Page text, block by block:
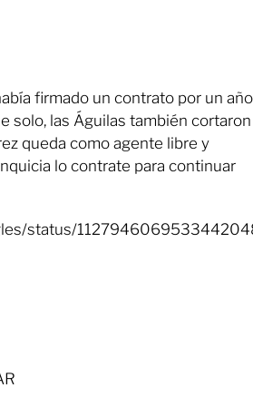
firmado un contrato por un año
solo, las Águilas también cortaron
queda como agente libre y
lo contrate para continuar
status/